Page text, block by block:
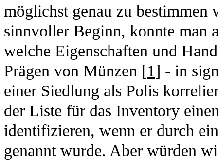
möglichst genau zu bestimmen
sinnvoller Beginn, konnte man
welche Eigenschaften und
Prägen von Münzen [1] - in
einer Siedlung als Polis
der Liste für das Inventory
identifizieren, wenn er durch
genannt wurde. Aber würden